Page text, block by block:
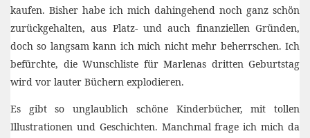
kaufen. Bisher habe ich mich dahingehend noch ganz schön
zurückgehalten, aus Platz- und auch finanziellen Gründen,
doch so langsam kann ich mich nicht mehr beherrschen. Ich
befürchte, die Wunschliste für Marlenas dritten Geburtstag
wird vor lauter Büchern explodieren.
Es gibt so unglaublich schöne Kinderbücher, mit tollen
Illustrationen und Geschichten. Manchmal frage ich mich da